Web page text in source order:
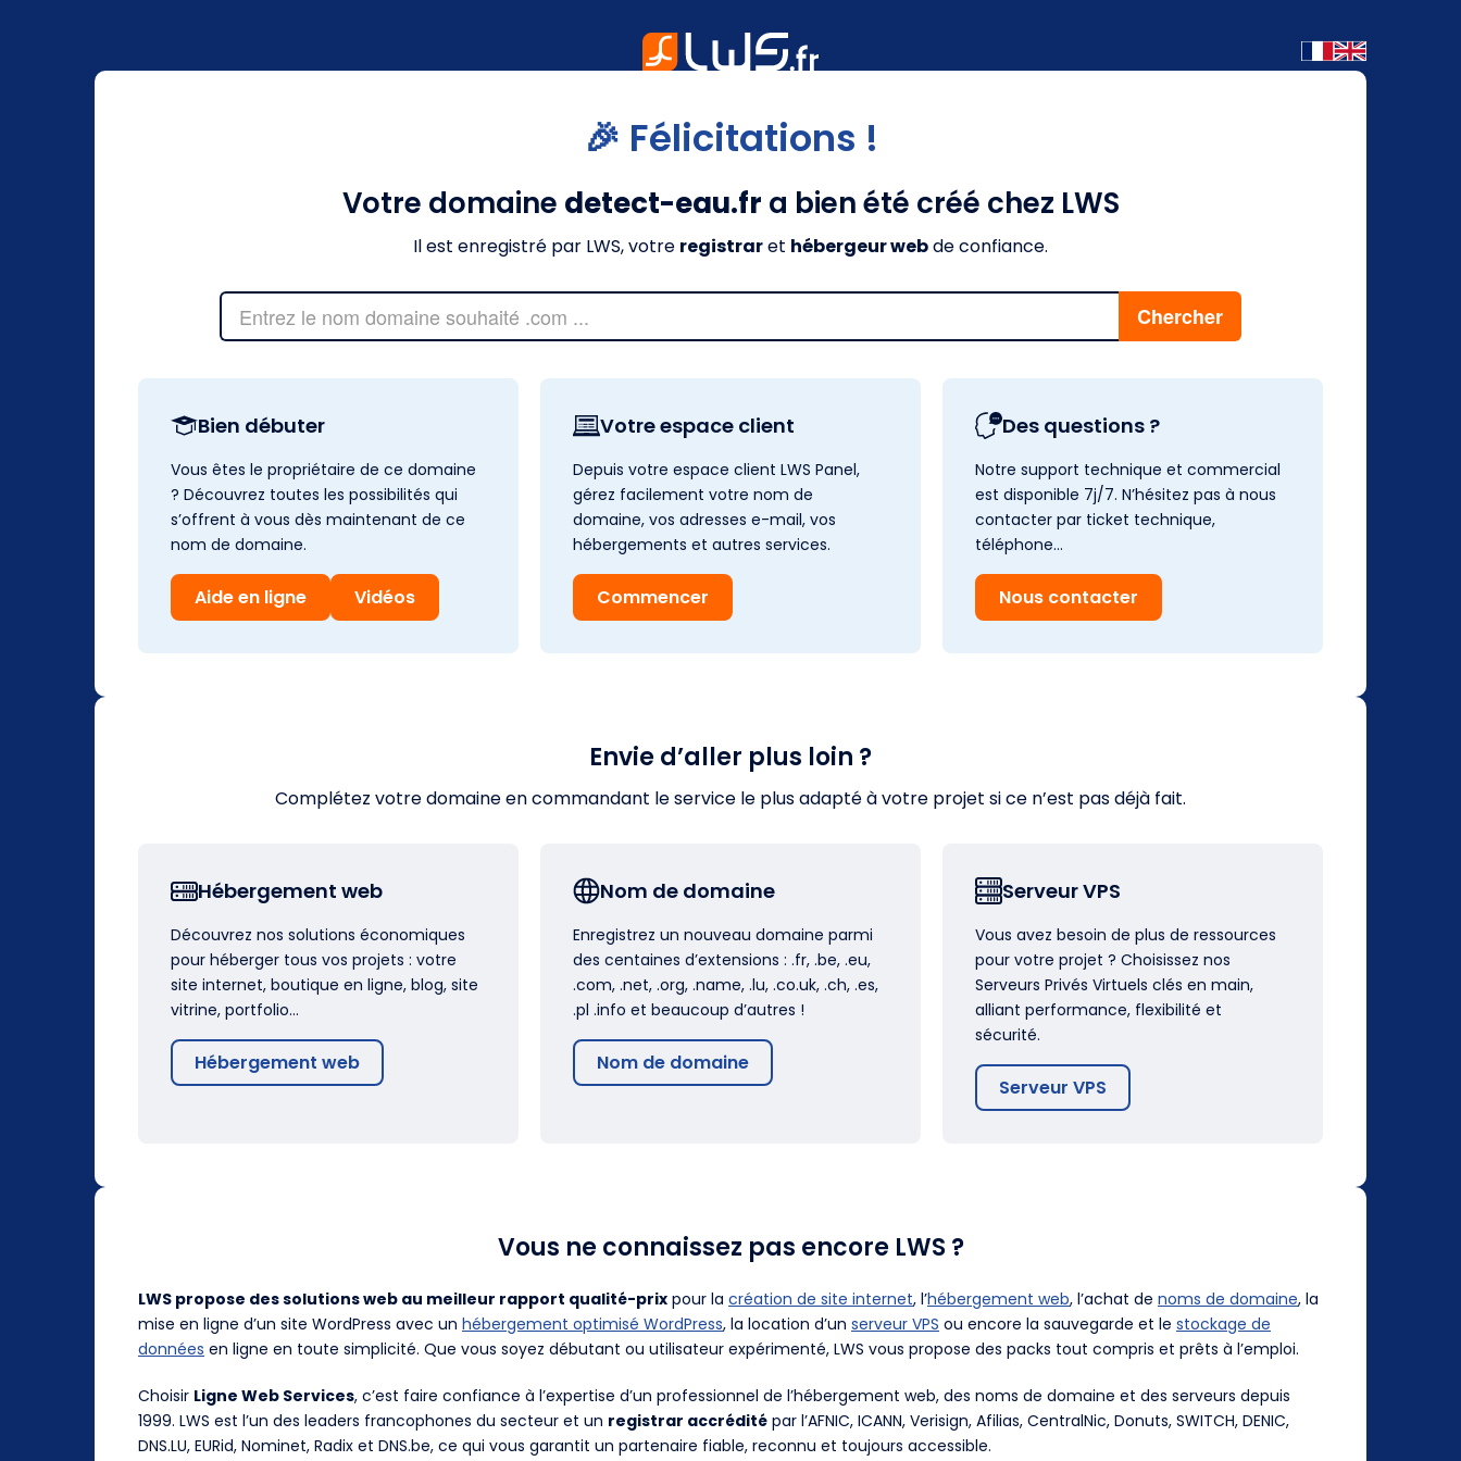
🎉 Félicitations !
Votre domaine detect-eau.fr a bien été créé chez LWS
Il est enregistré par LWS, votre registraret hébergeur webde confiance.
Bien débuter
Vous êtes le propriétaire de ce domaine
? Découvrez toutes les possibilités qui
s’offrent à vous dès maintenant de ce
nom de domaine.
Aide en ligne Vidéos
Votre espace client
Depuis votre espace client LWS Panel,
gérez facilement votre nom de
domaine, vos adresses e-mail, vos
hébergements et autres services.
Commencer
Des questions ?
Notre support technique et commercial
est disponible 7j/7. N’hésitez pas à nous
contacter par ticket technique,
téléphone…
Nous contacter
Envie d’aller plus loin ?
Complétez votre domaine en commandant le service le plus adapté à votre projet si ce n’est pas déjà fait.
Hébergement web
Découvrez nos solutions économiques
pour héberger tous vos projets : votre
site internet, boutique en ligne, blog, site
vitrine, portfolio…
Hébergement web
Nom de domaine
Enregistrez un nouveau domaine parmi
des centaines d’extensions : .fr, .be, .eu,
.com, .net, .org, .name, .lu, .co.uk, .ch, .es,
.pl .info et beaucoup d’autres !
Nom de domaine
Serveur VPS
Vous avez besoin de plus de ressources
pour votre projet ? Choisissez nos
Serveurs Privés Virtuels clés en main,
alliant performance, flexibilité et
sécurité.
Serveur VPS
Vous ne connaissez pas encore LWS ?
LWS propose des solutions web au meilleur rapport qualité-prix pour la création de site internet, l’hébergement web, l’achat de noms de domaine, la
mise en ligne d’un site WordPress avec un hébergement optimisé WordPress, la location d’un serveur VPS ou encore la sauvegarde et le stockage de
données en ligne en toute simplicité. Que vous soyez débutant ou utilisateur expérimenté, LWS vous propose des packs tout compris et prêts à l’emploi.
Choisir Ligne Web Services, c’est faire confiance à l’expertise d’un professionnel de l’hébergement web, des noms de domaine et des serveurs depuis
1999. LWS est l’un des leaders francophones du secteur et un registrar accrédité par l’AFNIC, ICANN, Verisign, Afilias, CentralNic, Donuts, SWITCH, DENIC,
DNS.LU, EURid, Nominet, Radix et DNS.be, ce qui vous garantit un partenaire fiable, reconnu et toujours accessible.